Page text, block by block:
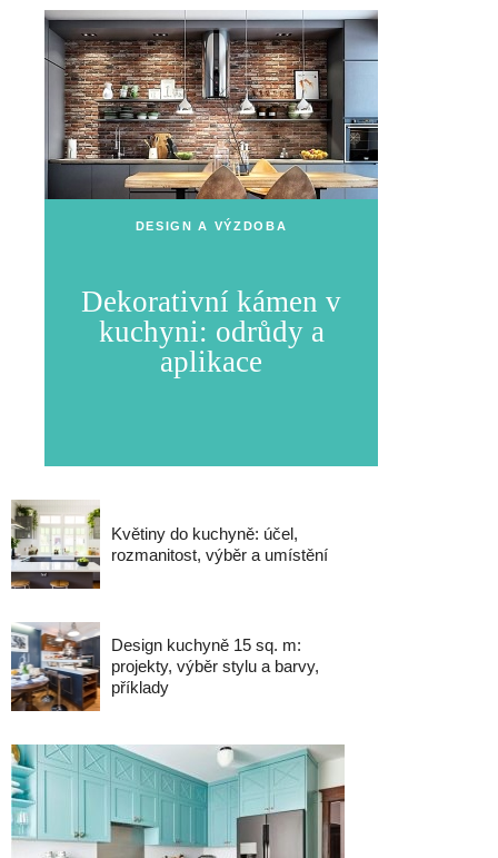
DESIGN A VÝZDOBA
Dekorativní kámen v
kuchyni: odrůdy a
aplikace
Květiny do kuchyně: účel,
rozmanitost, výběr a umístění
Design kuchyně 15 sq. m:
projekty, výběr stylu a barvy,
příklady